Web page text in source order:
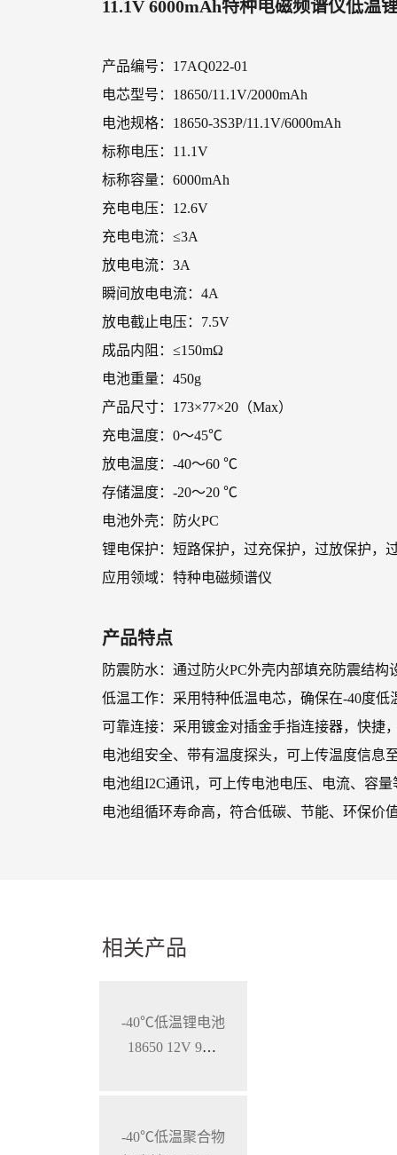
11.1V 6000mAh特种电磁频谱仪低温
产品编号：17AQ022-01
电芯型号：18650/11.1V/2000mAh
电池规格：18650-3S3P/11.1V/6000mAh
标称电压：11.1V
标称容量：6000mAh
充电电压：12.6V
充电电流：≤3A
放电电流：3A
瞬间放电电流：4A
放电截止电压：7.5V
成品内阻：≤150mΩ
电池重量：450g
产品尺寸：173×77×20（Max）
充电温度：0～45℃
放电温度：-40～60 ℃
存储温度：-20～20 ℃
电池外壳：防火PC
锂电保护：短路保护，过充保护，过放保护，
应用领域：特种电磁频谱仪
产品特点
防震防水：通过防火PC外壳内部填充防震结
低温工作：采用特种低温电芯，确保在-40度低
可靠连接：采用镀金对插金手指连接器，快捷
电池组安全、带有温度探头，可上传温度信息
电池组I2C通讯，可上传电池电压、电流、容
电池组循环寿命高，符合低碳、节能、环保价
相关产品
-40℃低温锂电池
18650 12V 9Ah
-40℃低温聚合物